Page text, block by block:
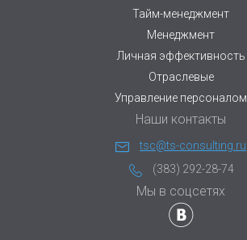
Тайм-менеджмент
Менеджмент
Личная эффективность
Отраслевые
Управление персоналом
Наши контакты
tsc@ts-consulting.ru
(383) 292-28-74
Мы в соцсетях